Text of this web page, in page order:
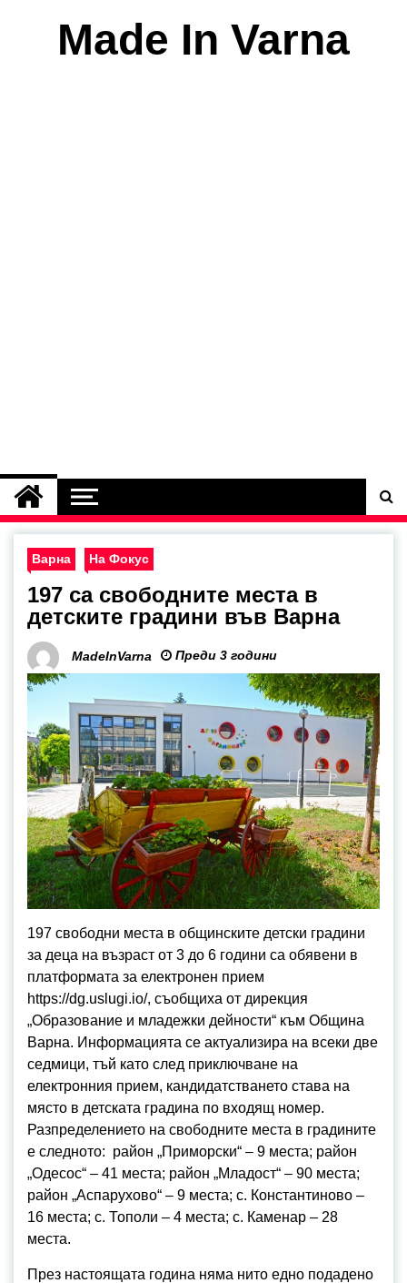
Made In Varna
Варна На Фокус
197 са свободните места в
детските градини във Варна
MadeInVarna Преди 3 години
197 свободни места в общинските детски градини
за деца на възраст от 3 до 6 години са обявени в
платформата за електронен прием
https://dg.uslugi.io/, съобщиха от дирекция
„Образование и младежки дейности“ към Община
Варна. Информацията се актуализира на всеки две
седмици, тъй като след приключване на
електронния прием, кандидатстването става на
място в детската градина по входящ номер.
Разпределението на свободните места в градините
е следното: район „Приморски“ – 9 места; район
„Одесос“ – 41 места; район „Младост“ – 90 места;
район „Аспарухово“ – 9 места; с. Константиново –
16 места; с. Тополи – 4 места; с. Каменар – 28
места.
През настоящата година няма нито едно подадено